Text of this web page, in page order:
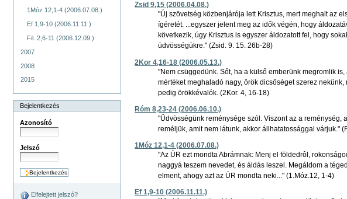
1Móz 12,1-4 (2006.07.08.)
Ef 1,9-10 (2006.11.11.)
Fil. 2,6-11 (2006.12.09.)
2007
2008
2015
Bejelentkezés
Azonosító
Jelszó
Elfelejtett jelszó?
Zsid 9,15 (2006.04.08.)
"Új szövetség közbenjárója lett Krisztus, mert meghalt az
ígéretét. ...egyszer jelent meg az idők végén, hogy
következik, úgy Krisztus is egyszer áldozatott fel, hogy
üdvösségükre." (Zsid. 9. 15. 26b-28)
2Kor 4,16-18 (2006.05.13.)
"Nem csüggedünk. Sőt, ha a külső emberünk megromlik
mértéket meghaladó nagy, örök dicsőséget szerez
pedig örökkévalók. (2Kor. 4, 16-18)
Róm 8,23-24 (2006.06.10.)
"Üdvösségünk reménysége szól. Viszont az a
reméljük, amit nem látunk, akkor állhatatossággal várjuk."
1Móz 12,1-4 (2006.07.08.)
"Az ÚR ezt mondta Abrámnak: Menj el földedrôl,
naggyá teszem nevedet, és áldás leszel. Megáldom a
elment, ahogy azt az ÚR mondta neki..." (1.Móz.12, 1-4)
Ef 1,9-10 (2006.11.11.)